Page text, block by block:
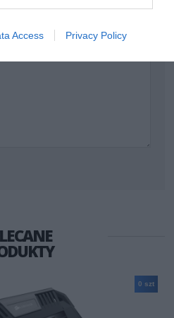
Access Privacy Policy
0 szt